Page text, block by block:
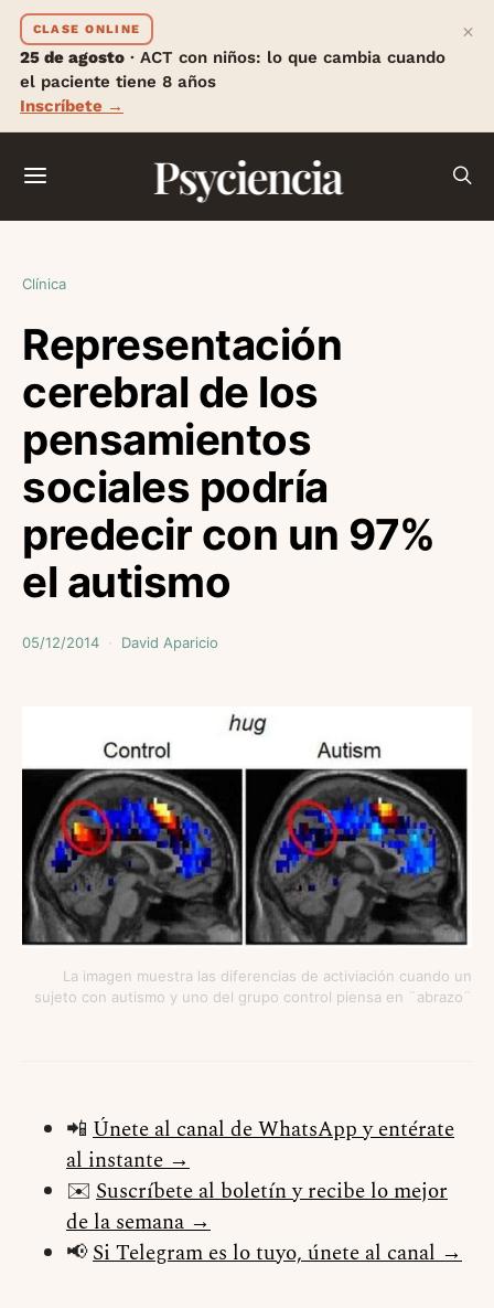
CLASE ONLINE
25 de agosto · ACT con niños: lo que cambia cuando
el paciente tiene 8 años
Inscríbete →
×
Psyciencia
Clínica
Representación
cerebral de los
pensamientos
sociales podría
predecir con un 97%
el autismo
05/12/2014 David Aparicio
La imagen muestra las diferencias de activiación cuando un
sujeto con autismo y uno del grupo control piensa en ¨abrazo¨
📲 Únete al canal de WhatsApp y entérate
al instante →
✉️ Suscríbete al boletín y recibe lo mejor
de la semana →
📢Si Telegram es lo tuyo, únete al canal →